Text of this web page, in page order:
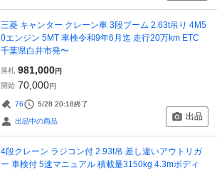
三菱 キャンター クレーン車 3段ブーム 2.63t吊り 4M5
0エンジン 5MT 車検令和9年6月迄 走行20万km ETC
千葉県白井市発〜
落札 981,000円
開始 70,000円
76 5/28 20:18終了
出品中の商品 出品
4段クレーン ラジコン付 2.93t吊 差し違いアウトリガ
ー 車検付 5速マニュアル 積載量3150kg 4.3mボディ